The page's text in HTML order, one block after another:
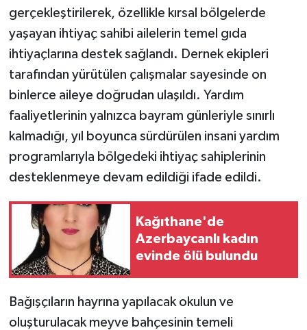
gerçekleştirilerek, özellikle kırsal bölgelerde
yaşayan ihtiyaç sahibi ailelerin temel gıda
ihtiyaçlarına destek sağlandı. Dernek ekipleri
tarafından yürütülen çalışmalar sayesinde on
binlerce aileye doğrudan ulaşıldı. Yardım
faaliyetlerinin yalnızca bayram günleriyle sınırlı
kalmadığı, yıl boyunca sürdürülen insani yardım
programlarıyla bölgedeki ihtiyaç sahiplerinin
desteklenmeye devam edildiği ifade edildi.
Kağıthane'de
Azerbaycanlı kadın
evinde ölü bulundu
Bağışçıların hayrına yapılacak okulun ve
oluşturulacak meyve bahçesinin temeli